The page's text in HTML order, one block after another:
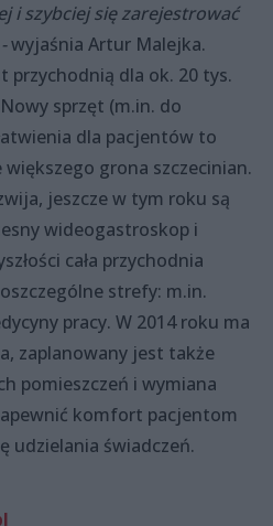
i szybciej się zarejestrować
wyjaśnia Artur Malejka.
przychodnią dla ok. 20 tys.
sprzęt (m.in. do
dla pacjentów to
grona szczecinian.
jeszcze w tym roku są
wideogastroskop i
cała przychodnia
strefy: m.in.
pracy. W 2014 roku ma
zaplanowany jest także
pomieszczeń i wymiana
komfort pacjentom
udzielania świadczeń.